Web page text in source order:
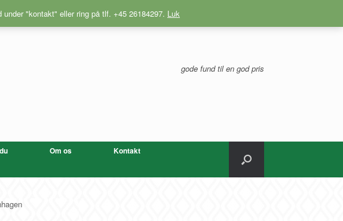
"kontakt" eller ring på tlf. +45 26184297. Luk
gode fund til en god pris
Om os
Kontakt